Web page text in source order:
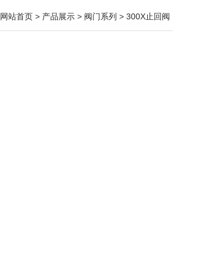
网站首页 > 产品展示 > 阀门系列 > 300X止回阀